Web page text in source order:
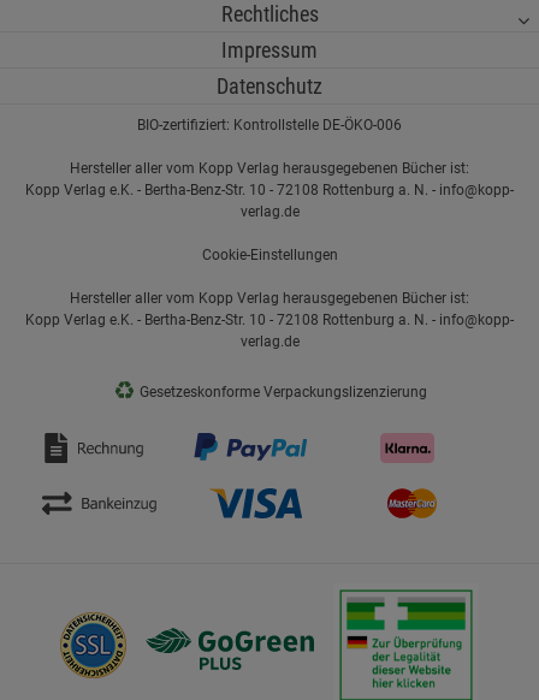
Rechtliches
Impressum
Datenschutz
BIO-zertifiziert: Kontrollstelle DE-ÖKO-006
Hersteller aller vom Kopp Verlag herausgegebenen Bücher ist:
Kopp Verlag e.K. - Bertha-Benz-Str. 10 - 72108 Rottenburg a. N. - info@kopp-
verlag.de
Cookie-Einstellungen
Hersteller aller vom Kopp Verlag herausgegebenen Bücher ist:
Kopp Verlag e.K. - Bertha-Benz-Str. 10 - 72108 Rottenburg a. N. - info@kopp-
verlag.de
♻ Gesetzeskonforme Verpackungslizenzierung